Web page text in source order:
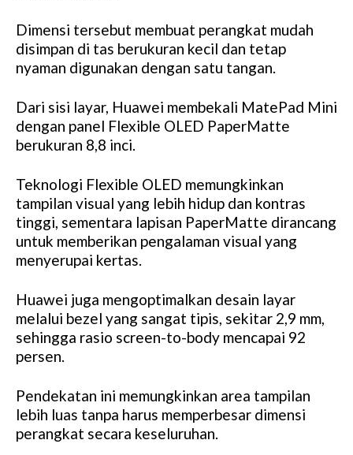
Dimensi tersebut membuat perangkat mudah
disimpan di tas berukuran kecil dan tetap
nyaman digunakan dengan satu tangan.
Dari sisi layar, Huawei membekali MatePad Mini
dengan panel Flexible OLED PaperMatte
berukuran 8,8 inci.
Teknologi Flexible OLED memungkinkan
tampilan visual yang lebih hidup dan kontras
tinggi, sementara lapisan PaperMatte dirancang
untuk memberikan pengalaman visual yang
menyerupai kertas.
Huawei juga mengoptimalkan desain layar
melalui bezel yang sangat tipis, sekitar 2,9 mm,
sehingga rasio screen-to-body mencapai 92
persen.
Pendekatan ini memungkinkan area tampilan
lebih luas tanpa harus memperbesar dimensi
perangkat secara keseluruhan.